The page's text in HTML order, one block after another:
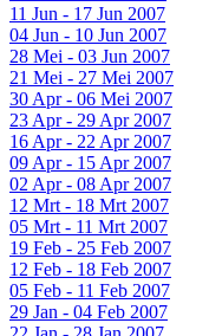
11 Jun - 17 Jun 2007
04 Jun - 10 Jun 2007
28 Mei - 03 Jun 2007
21 Mei - 27 Mei 2007
30 Apr - 06 Mei 2007
23 Apr - 29 Apr 2007
16 Apr - 22 Apr 2007
09 Apr - 15 Apr 2007
02 Apr - 08 Apr 2007
12 Mrt - 18 Mrt 2007
05 Mrt - 11 Mrt 2007
19 Feb - 25 Feb 2007
12 Feb - 18 Feb 2007
05 Feb - 11 Feb 2007
29 Jan - 04 Feb 2007